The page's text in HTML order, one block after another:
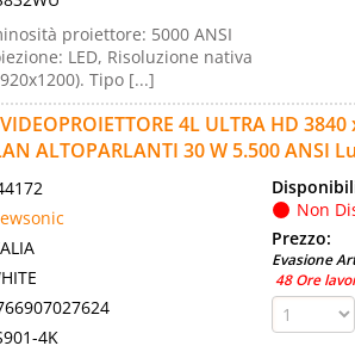
proiettore: 5000 ANSI
LED, Risoluzione nativa
Tipo [...]
4L ULTRA HD
ALTOPARLANTI 30 W 5.500 ANSI
4K
Non
Prezzo:
Evasione
48 Ore